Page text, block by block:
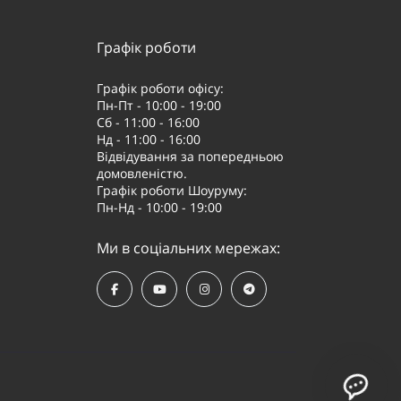
Графік роботи
Графік роботи офісу:
Пн-Пт - 10:00 - 19:00
Сб - 11:00 - 16:00
Нд - 11:00 - 16:00
Відвідування за попередньою
домовленістю.
Графік роботи Шоуруму:
Пн-Нд - 10:00 - 19:00
Ми в соціальних мережах: